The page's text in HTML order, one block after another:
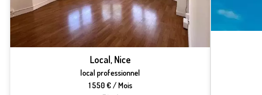
Local, Nice
local professionnel
1 550 € / Mois